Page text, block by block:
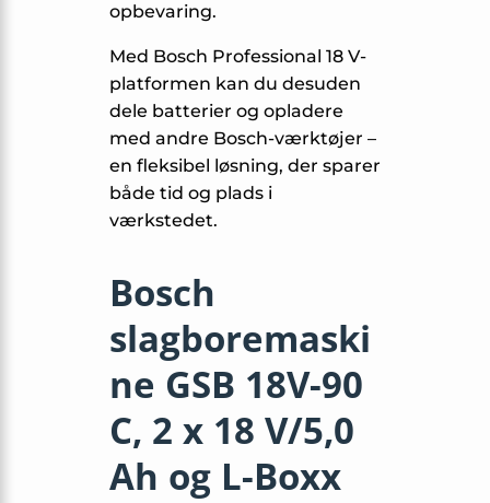
opbevaring.
Med Bosch Professional 18 V-
platformen kan du desuden
dele batterier og opladere
med andre Bosch-værktøjer –
en fleksibel løsning, der sparer
både tid og plads i
værkstedet.
Bosch
slagboremaski
ne GSB 18V-90
C, 2 x 18 V/5,0
Ah og L-Boxx